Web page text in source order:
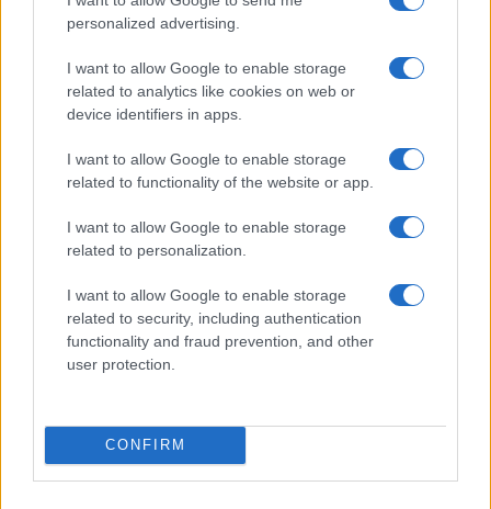
personalized advertising.
I want to allow Google to enable storage
related to analytics like cookies on web or
device identifiers in apps.
I want to allow Google to enable storage
related to functionality of the website or app.
I want to allow Google to enable storage
related to personalization.
I want to allow Google to enable storage
related to security, including authentication
functionality and fraud prevention, and other
user protection.
CONFIRM
la Russia ha circa 900.000 militari attivi tra terra,
mare e aria – con circa due milioni di riservisti per
l’avvio – Mosca ha almeno la forza lavoro in grado
di sostenere la guerra in Ucraina. Si ipotizza anche
momento.